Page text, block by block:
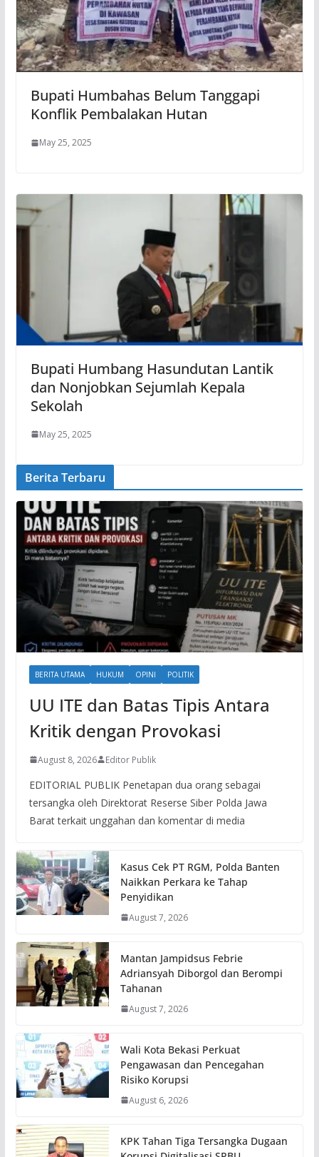
Bupati Humbahas Belum Tanggapi
Konflik Pembalakan Hutan
May 25, 2025
Bupati Humbang Hasundutan Lantik
dan Nonjobkan Sejumlah Kepala
Sekolah
May 25, 2025
Berita Terbaru
BERITA UTAMA HUKUM OPINI POLITIK
UU ITE dan Batas Tipis Antara
Kritik dengan Provokasi
August 8, 2026 Editor Publik
EDITORIAL PUBLIK Penetapan dua orang sebagai
tersangka oleh Direktorat Reserse Siber Polda Jawa
Barat terkait unggahan dan komentar di media
Kasus Cek PT RGM, Polda Banten
Naikkan Perkara ke Tahap
Penyidikan
August 7, 2026
Mantan Jampidsus Febrie
Adriansyah Diborgol dan Berompi
Tahanan
August 7, 2026
Wali Kota Bekasi Perkuat
Pengawasan dan Pencegahan
Risiko Korupsi
August 6, 2026
KPK Tahan Tiga Tersangka Dugaan